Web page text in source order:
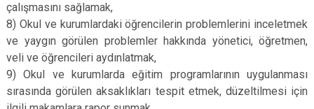
çalışmasını sağlamak,
8) Okul ve kurumlardaki öğrencilerin problemlerini inceletmek
ve yaygın görülen problemler hakkında yönetici, öğretmen,
veli ve öğrencileri aydınlatmak,
9) Okul ve kurumlarda eğitim programlarının uygulanması
sırasında görülen aksaklıkları tespit etmek, düzeltilmesi için